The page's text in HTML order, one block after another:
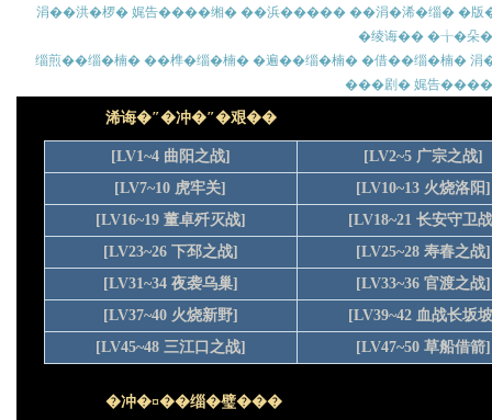
涓��洪�椤� 娓告����缃� ��浜����� ��涓�浠�缁� �
�绫诲�� �╁�朵
缁煎��缁�楠� ��榫�缁�楠� �遍��缁�楠� �借��缁�楠�
���剧� 娓告
浠诲�″�冲�″�艰��
[LV1~4 曲阳之战]
[LV2~5 广宗之战]
[LV7~10 虎牢关]
[LV10~13 火烧洛阳]
[LV16~19 董卓歼灭战]
[LV18~21 长安守卫
[LV23~26 下邳之战]
[LV25~28 寿春之战]
[LV31~34 夜袭乌巢]
[LV33~36 官渡之战]
[LV37~40 火烧新野]
[LV39~42 血战长坂
[LV45~48 三江口之战]
[LV47~50 草船借箭]
�冲�¤��缁�璧���